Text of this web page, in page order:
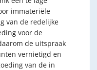
immateriële
van de redelijke
voor de
de uitspraak
vernietigd en
van de in